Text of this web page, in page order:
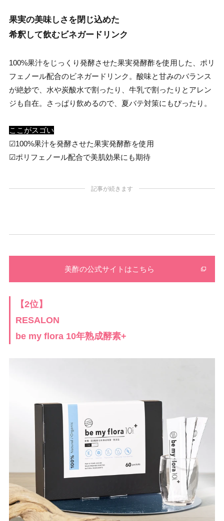
果実の美味しさを閉じ込めた
希釈して飲むビネガードリンク
100%果汁をじっくり発酵させた果実発酵酢を使用した、ポリ
フェノール配合のビネガードリンク。酸味と甘みのバランス
が絶妙で、水や炭酸水で割ったり、牛乳で割ったりとアレン
ジも自在。さっぱり飲めるので、夏バテ対策にもぴったり。
ここがスゴい
☑100%果汁を発酵させた果実発酵酢を使用
☑︎ポリフェノール配合で美肌効果にも期待
記事が続きます
美酢の公式サイトはこちら
【2位】
RESALON
be my flora 10年熟成酵素+